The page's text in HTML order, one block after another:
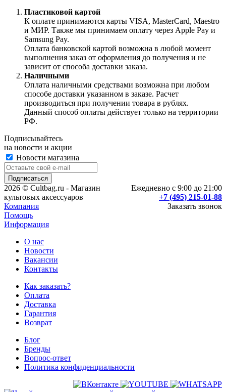
Пластиковой картой
К оплате принимаются карты VISA, MasterCard, Maestro
и МИР. Также мы принимаем оплату через Apple Pay и
Samsung Pay.
Оплата банковской картой возможна в любой момент
выполнения заказ от оформления до получения и не
зависит от способа доставки заказа.
Наличными
Оплата наличными средствами возможна при любом
способе доставки указанном в заказе. Расчет
производиться при получении товара в рублях.
Данный способ оплаты действует только на территории
РФ.
Подписывайтесь
на новости и акции
Новости магазина
Ежедневно с 9:00 до 21:00
+7 (495) 215-01-88
Заказать звонок
2026 © Cultbag.ru - Магазин
культовых аксессуаров
Компания
Помощь
Информация
О нас
Новости
Вакансии
Контакты
Как заказать?
Оплата
Доставка
Гарантия
Возврат
Блог
Бренды
Вопрос-ответ
Политика конфиденциальности